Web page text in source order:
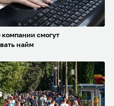
компании смогут
найм